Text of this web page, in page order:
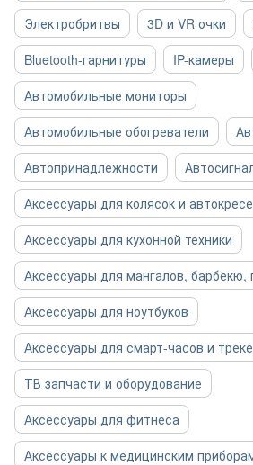
Электробритвы
3D и VR очки
Bluetooth-гарнитуры
IP-камеры
Автомобильные мониторы
Автомобильные обогреватели
Автопринадлежности
Аксессуары для колясок и
Аксессуары для кухонной техники
Аксессуары для мангалов, барбекю,
Аксессуары для ноутбуков
Аксессуары для смарт-часов и
ТВ запчасти и оборудование
Аксессуары для фитнеса
Аксессуары к медицинским